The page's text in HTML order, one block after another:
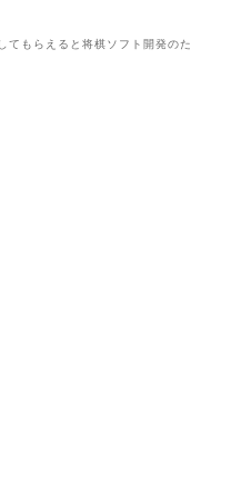
てもらえると将棋ソフト開発のた